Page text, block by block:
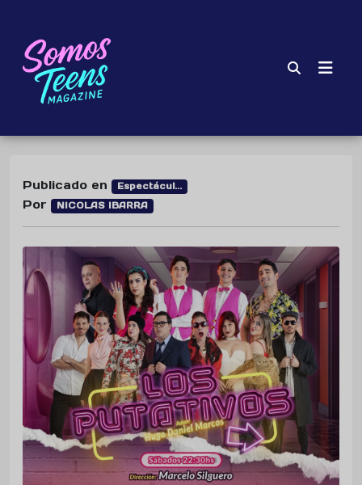
Publicado en Espectácul...
Por NICOLAS IBARRA